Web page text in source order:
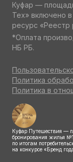
Куфар —
Тех» включено
ресурс «Реестр
*Оплата
НБ РБ.
Политика
Политика в
Куфар Путешествия —
бронирования жилья №1
по итогам
на конкурсе «Бренд